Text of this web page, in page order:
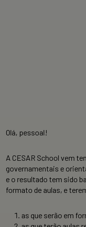
Olá, pessoal!
A CESAR School vem
governamentais e
e o resultado tem sido
formato de aulas, e
as que serão em